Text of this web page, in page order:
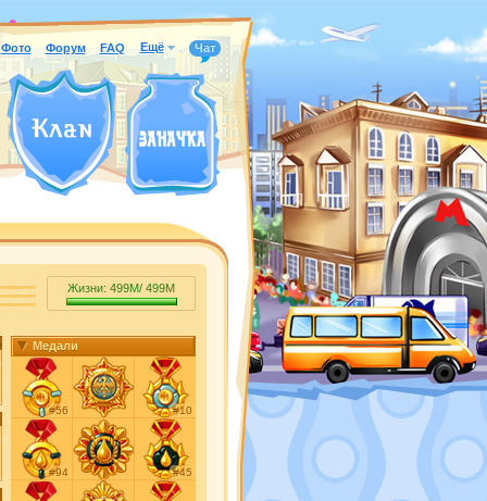
Фото Форум FAQ Ещё Чат
Жизни: 499M/ 499M
Медали
#56 #10
#94 #45